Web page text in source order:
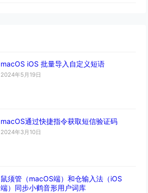
macOS iOS 批量导入自定义短语
2024年5月19日
macOS通过快捷指令获取短信验证码
2024年3月10日
鼠须管（macOS端）和仓输入法（iOS
端）同步小鹤音形用户词库